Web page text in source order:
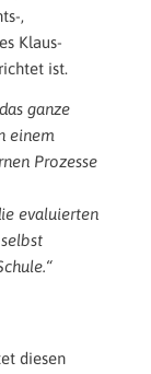
,
Klaus-
ist.
ganze
einem
Prozesse
evaluierten
diesen